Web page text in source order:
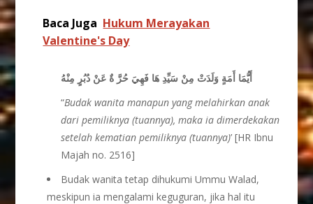
Baca Juga Hukum Merayakan
Valentine's Day
أَيُّمَا أَمَةٍ وَلَدَتْ مِنْ سَيِّدِ هَا فَهِيَ حُرَّ ةٌ عَنْ دُبُرٍ مِنْهُ
“Budak wanita manapun yang melahirkan anak
dari pemiliknya (tuannya), maka ia dimerdekakan
setelah kematian pemiliknya (tuannya)’ [HR Ibnu
Majah no. 2516]
Budak wanita tetap dihukumi Ummu Walad,
meskipun ia mengalami keguguran, jika hal itu